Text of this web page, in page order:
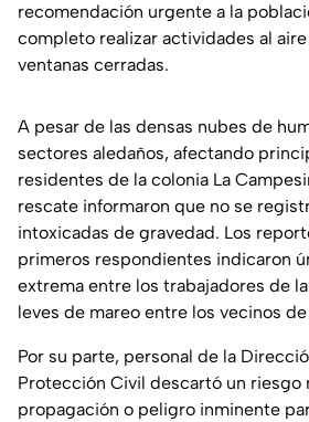
recomendación urgente a la
completo realizar actividades al
ventanas cerradas.
A pesar de las densas nubes de
sectores aledaños, afectando
residentes de la colonia La
rescate informaron que no se
intoxicadas de gravedad. Los
primeros respondientes indicaron
extrema entre los trabajadores de
leves de mareo entre los vecinos
Por su parte, personal de la
Protección Civil descartó un riesgo
propagación o peligro inminente